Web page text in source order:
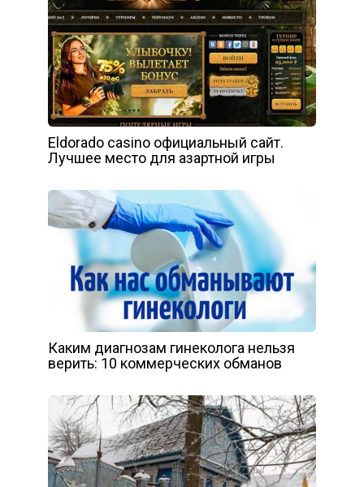
Eldorado casino официальный сайт.
Лучшее место для азартной игры
Каким диагнозам гинеколога нельзя
верить: 10 коммерческих обманов